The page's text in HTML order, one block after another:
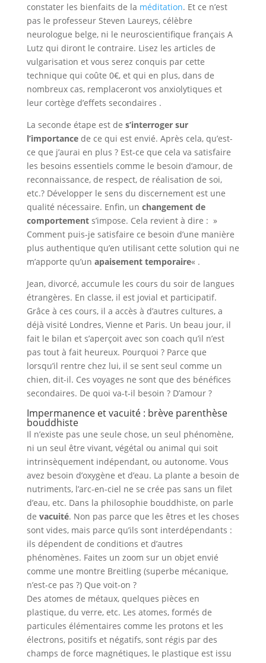
constater les bienfaits de la méditation. Et ce n’est
pas le professeur Steven Laureys, célèbre
neurologue belge, ni le neuroscientifique français A
Lutz qui diront le contraire. Lisez les articles de
vulgarisation et vous serez conquis par cette
technique qui coûte 0€, et qui en plus, dans de
nombreux cas, remplaceront vos anxiolytiques et
leur cortège d’effets secondaires .
La seconde étape est de s’interroger sur
l’importancede ce qui est envié. Après cela, qu’est-
ce que j’aurai en plus ? Est-ce que cela va satisfaire
les besoins essentiels comme le besoin d’amour, de
reconnaissance, de respect, de réalisation de soi,
etc.? Développer le sens du discernement est une
qualité nécessaire. Enfin, un changement de
comportements’impose. Cela revient à dire : »
Comment puis-je satisfaire ce besoin d’une manière
plus authentique qu’en utilisant cette solution qui ne
m’apporte qu’un apaisement temporaire« .
Jean, divorcé, accumule les cours du soir de langues
étrangères. En classe, il est jovial et participatif.
Grâce à ces cours, il a accès à d’autres cultures, a
déjà visité Londres, Vienne et Paris. Un beau jour, il
fait le bilan et s’aperçoit avec son coach qu’il n’est
pas tout à fait heureux. Pourquoi ? Parce que
lorsqu’il rentre chez lui, il se sent seul comme un
chien, dit-il. Ces voyages ne sont que des bénéfices
secondaires. De quoi va-t-il besoin ? D’amour ?
Impermanence et vacuité : brève parenthèse
bouddhiste
Il n’existe pas une seule chose, un seul phénomène,
ni un seul être vivant, végétal ou animal qui soit
intrinsèquement indépendant, ou autonome. Vous
avez besoin d’oxygène et d’eau. La plante a besoin de
nutriments, l’arc-en-ciel ne se crée pas sans un filet
d’eau, etc. Dans la philosophie bouddhiste, on parle
de vacuité. Non pas parce que les êtres et les choses
sont vides, mais parce qu’ils sont interdépendants :
ils dépendent de conditions et d’autres
phénomènes. Faites un zoom sur un objet envié
comme une montre Breitling (superbe mécanique,
n’est-ce pas ?) Que voit-on ?
Des atomes de métaux, quelques pièces en
plastique, du verre, etc. Les atomes, formés de
particules élémentaires comme les protons et les
électrons, positifs et négatifs, sont régis par des
champs de force magnétiques, le plastique est issu